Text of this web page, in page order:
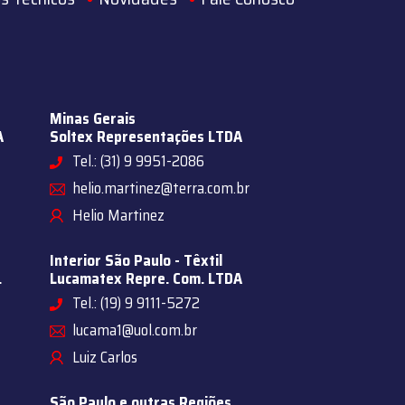
Minas Gerais
Soltex Representações LTDA
Tel.: (31) 9 9951-2086
helio.martinez@terra.com.br
Helio Martinez
Interior São Paulo - Têxtil
Lucamatex Repre. Com. LTDA
Tel.: (19) 9 9111-5272
lucama1@uol.com.br
Luiz Carlos